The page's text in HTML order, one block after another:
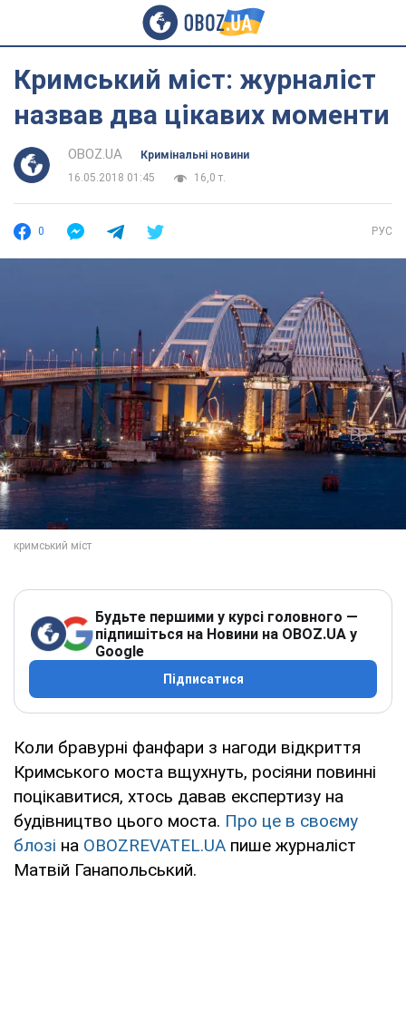
Кримський міст: журналіст
назвав два цікавих моменти
OBOZ.UA
Кримінальні новини
16.05.2018 01:45
16,0 т.
0 РУС
Будьте першими у курсі головного —
підпишіться на Новини на OBOZ.UA у
Google
Підписатися
Коли бравурні фанфари з нагоди відкриття
Кримського моста вщухнуть, росіяни повинні
поцікавитися, хтось давав експертизу на
будівництво цього моста. Про це в своєму
блозі на OBOZREVATEL.UA пише журналіст
Матвій Ганапольський.